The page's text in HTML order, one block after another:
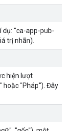
dụ: "ca-app-pub-
trị nhãn).
hiện lượt
hoặc "Pháp"). Đây